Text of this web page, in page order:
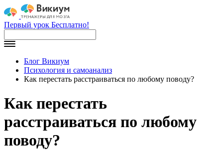
Первый урок Бесплатно!
Блог Викиум
Психология и самоанализ
Как перестать расстраиваться по любому поводу?
Как перестать
расстраиваться по любому
поводу?